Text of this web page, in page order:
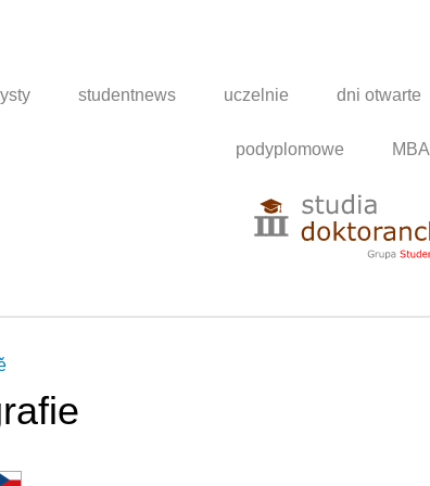
studentnews uczelnie dni otwarte
podyplomowe MBA